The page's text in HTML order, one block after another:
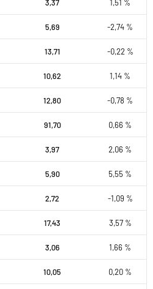
3,37 1,51 %
5,69 -2,74 %
13,71 -0,22 %
10,62 1,14 %
12,80 -0,78 %
91,70 0,66 %
3,97 2,06 %
5,90 5,55 %
2,72 -1,09 %
17,43 3,57 %
3,06 1,66 %
10,05 0,20 %